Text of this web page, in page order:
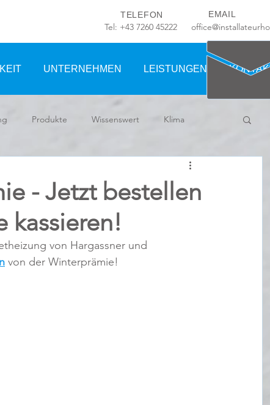
UNTERNEHMEN LEISTUNGEN
TELEFON EMAIL
Tel: +43 7260 45222
Produkte Wissenswert Klima
- Jetzt bestellen
kassieren!
von Hargassner und
von der Winterprämie!